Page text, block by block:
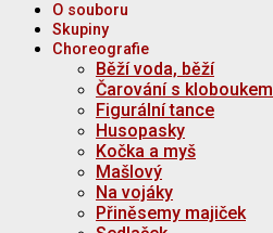
O souboru
Skupiny
Choreografie
Běží voda, běží
Čarování s kloboukem
Figurální tance
Husopasky
Kočka a myš
Mašlový
Na vojáky
Přiněsemy majiček